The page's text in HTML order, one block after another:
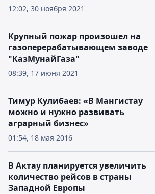
12:02, 30 ноября 2021
08:39, 17 июня 2021
Крупный пожар произошел на
газоперерабатывающем заводе
"КазМунайГаза"
01:54, 18 мая 2016
Тимур Кулибаев: «В Мангистау
можно и нужно развивать
аграрный бизнес»
В Актау планируется увеличить
количество рейсов в страны
Западной Европы